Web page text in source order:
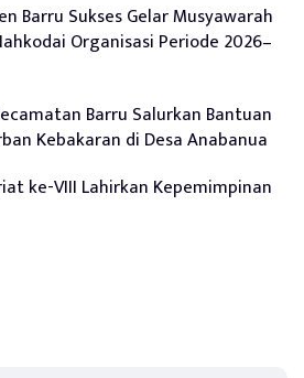
Barru Sukses Gelar Musyawarah
Organisasi Periode 2026–
Barru Salurkan Bantuan
Kebakaran di Desa Anabanua
ke-VIII Lahirkan Kepemimpinan